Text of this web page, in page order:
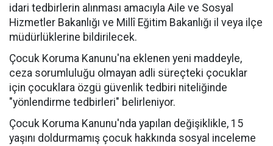
idari tedbirlerin alınması amacıyla Aile ve Sosyal
Hizmetler Bakanlığı ve Millî Eğitim Bakanlığı il veya ilçe
müdürlüklerine bildirilecek.
Çocuk Koruma Kanunu'na eklenen yeni maddeyle,
ceza sorumluluğu olmayan adli süreçteki çocuklar
için çocuklara özgü güvenlik tedbiri niteliğinde
"yönlendirme tedbirleri" belirleniyor.
Çocuk Koruma Kanunu'nda yapılan değişiklikle, 15
yaşını doldurmamış çocuk hakkında sosyal inceleme